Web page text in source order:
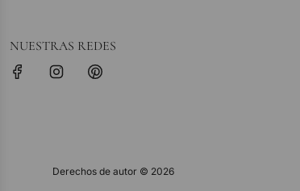
NUESTRAS REDES
Derechos de autor © 2026